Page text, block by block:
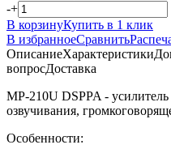
-+
В корзинуКупить в 1 клик
В избранноеСравнить
ОписаниеХарактеристики
вопросДоставка
MP-210U DSPPA -
озвучивания,
Особенности: